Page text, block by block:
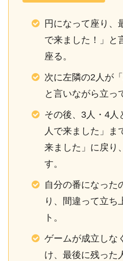
円になって座り、
で来ました！」と
座る。
次に左隣の2人が
と言いながら立っ
その後、3人・4人
人で来ました」ま
来ました」に戻り
す。
自分の番になった
り、間違って立ち
ト。
ゲームが成立しな
け、最後に残った